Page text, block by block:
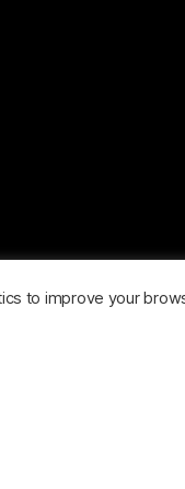
to improve your